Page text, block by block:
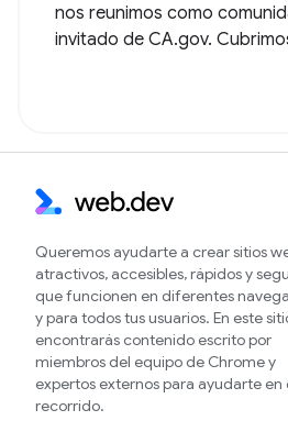
nos reunimos como
invitado de CA.gov.
Queremos ayudarte a crear sitios
atractivos, accesibles, rápidos y
que funcionen en diferentes
y para todos tus usuarios. En este
encontrarás contenido escrito por
miembros del equipo de Chrome y
expertos externos para ayudarte en
recorrido.